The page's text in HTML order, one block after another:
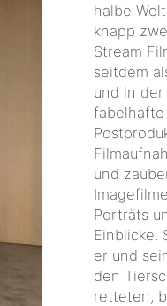
halbe
knapp
Stream
seitdem
und in
fabelhafte
und
Porträts
Einblicke.
er und
den
retteten,